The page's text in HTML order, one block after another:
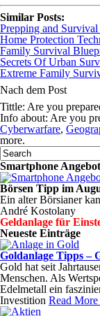
Similar Posts:
Prepping and
Home Protection
Family Survival
Secrets Of Urban
Extreme Family
Nach dem Post
Tittle: Are you
Info about: Are you
Cyberwarfare,
more.
Smartphone
Börsen Tipp im
Ein alter Börsianer
André Kostolany
Geldanlage für
Neueste Einträge
Goldanlage Tipps –
Gold hat seit
Menschen. Als
Edelmetall ein
Investition Read More